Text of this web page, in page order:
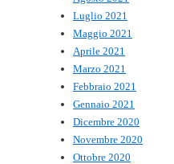
Luglio 2021
Maggio 2021
Aprile 2021
Marzo 2021
Febbraio 2021
Gennaio 2021
Dicembre 2020
Novembre 2020
Ottobre 2020